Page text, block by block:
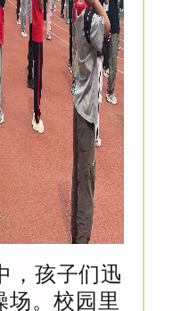
，孩子们迅
场。校园里